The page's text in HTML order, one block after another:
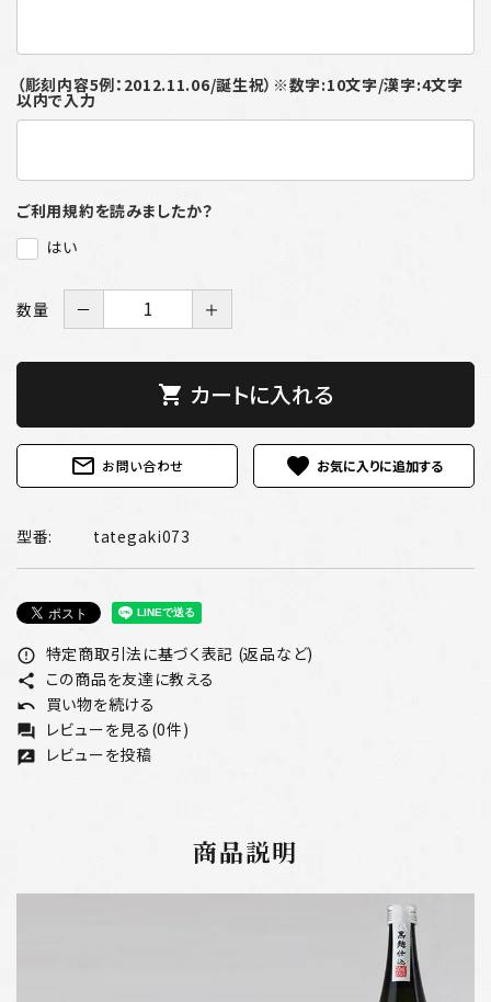
（彫刻内容5例：2012.11.06/誕生祝）※数字:10文字/漢字:4文字
以内で入力
ご利用規約を読みましたか？
はい
数量 － ＋
shopping_cart カートに入れる
mail_outline お問い合わせ favorite
型番: tategaki073
error_outline 特定商取引法に基づく表記 (返品など)
share この商品を友達に教える
undo 買い物を続ける
forum レビューを見る(0件)
rate_review レビューを投稿
商品説明